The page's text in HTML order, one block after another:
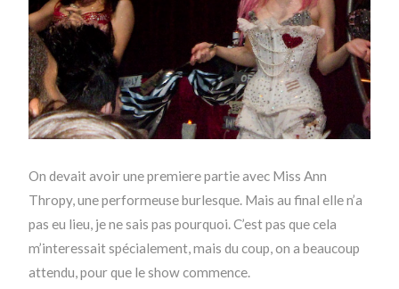
On devait avoir une premiere partie avec Miss Ann
Thropy, une performeuse burlesque. Mais au final elle n’a
pas eu lieu, je ne sais pas pourquoi. C’est pas que cela
m’interessait spécialement, mais du coup, on a beaucoup
attendu, pour que le show commence.